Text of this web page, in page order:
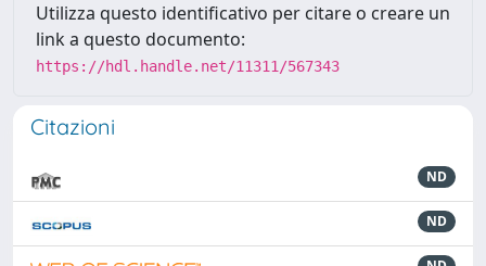
Utilizza questo identificativo per citare o creare un
link a questo documento:
https://hdl.handle.net/11311/567343
Citazioni
ND
ND